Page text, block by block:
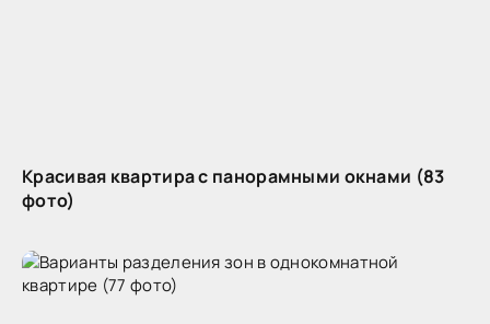
Красивая квартира с панорамными окнами (83
фото)